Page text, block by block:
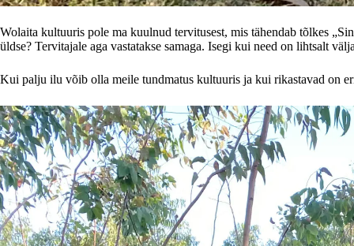
Wolaita kultuuris pole ma kuulnud tervitusest, mis tähendab tõlkes
üldse? Tervitajale aga vastatakse samaga. Isegi kui need on lihtsalt
Kui palju ilu võib olla meile tundmatus kultuuris ja kui rikastavad on